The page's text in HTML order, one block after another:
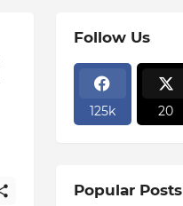
Follow Us
125k 20
Popular Posts